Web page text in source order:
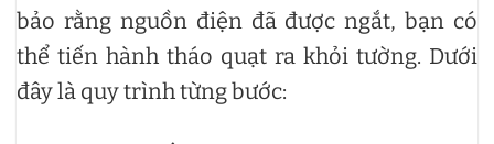
bảo rằng nguồn điện đã được ngắt, bạn có
thể tiến hành tháo quạt ra khỏi tường. Dưới
đây là quy trình từng bước: